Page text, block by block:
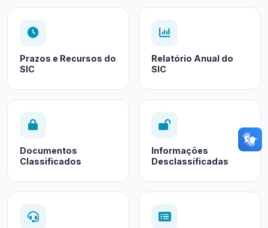
Prazos e Recursos do
SIC
Relatório Anual do
SIC
Documentos
Classificados
Informações
Desclassificadas